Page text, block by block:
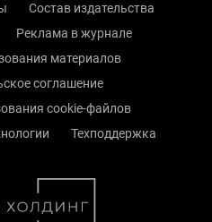
Состав издательства
Реклама в журнале
материалов
соглашение
cookie-файлов
Техподдержка